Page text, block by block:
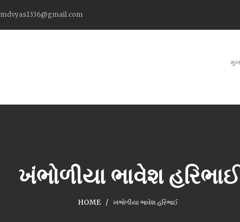
mdvyas1336@gmail.com
ખંભોળીયા ભાવેશ હરિભાઈ
HOME ખંભોળીયા ભાવેશ હરિભાઈ